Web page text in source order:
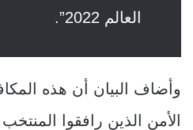
العالم 2022”.
وأضاف البيان أن هذه
الأمن الذين رافقوا